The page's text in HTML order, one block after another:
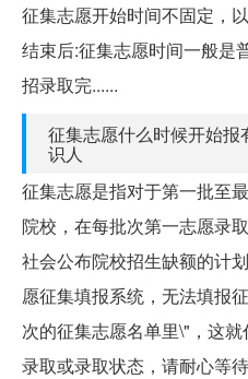
征集志愿开始时间不固定，
结束后:征集志愿时间一般是
招录取完......
征集志愿什么时候开始
识人
征集志愿是指对于第一批至
院校，在每批次第一志愿录
社会公布院校招生缺额的计
愿征集填报系统，无法填报
次的征集志愿名单里\"，这
录取或录取状态，请耐心等